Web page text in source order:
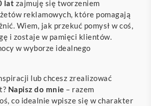
lat zajmuję się tworzeniem
reklamowych, które pomagają
Wiem, jak przekuć pomysł w coś,
i zostaje w pamięci klientów.
w wyborze idealnego
lub chcesz zrealizować
Napisz do mnie – razem
co idealnie wpisze się w charakter